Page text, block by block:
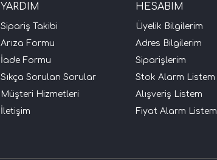
YARDIM
Sipariş Takibi
Arıza Formu
İade Formu
Sıkça Sorulan Sorular
Müşteri Hizmetleri
İletişim
HESABIM
Üyelik Bilgilerim
Adres Bilgilerim
Siparişlerim
Stok Alarm Listem
Alışveriş Listem
Fiyat Alarm Listem